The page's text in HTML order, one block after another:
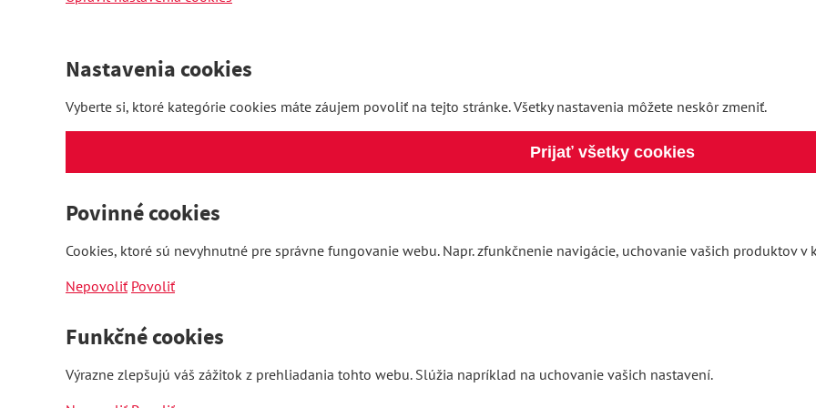
Nastavenia cookies
Vyberte si, ktoré kategórie cookies máte záujem povoliť na tejto stránke. Všetky nastavenia môžete neskôr zmeniť.
Prijať všetky cookies
Povinné cookies
Cookies, ktoré sú nevyhnutné pre správne fungovanie webu. Napr. zfunkčnenie navigácie, uchovanie vašich produktov v
Nepovoliť Povoliť
Funkčné cookies
Výrazne zlepšujú váš zážitok z prehliadania tohto webu. Slúžia napríklad na uchovanie vašich nastavení.